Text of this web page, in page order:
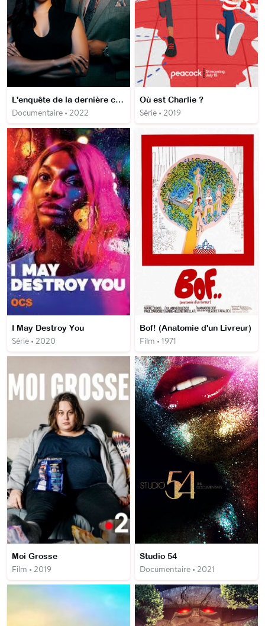
L'enquête de la dernière chance
Documentaire • 2022
Où est Charlie ?
Série • 2019
I May Destroy You
Série • 2020
Bof! (Anatomie d'un Livreur)
Film • 1971
Moi Grosse
Film • 2019
Studio 54
Documentaire • 2021